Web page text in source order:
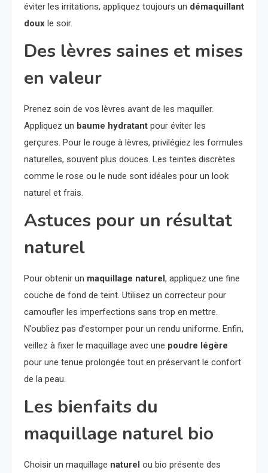
éviter les irritations, appliquez toujours un démaquillant
doux le soir.
Des lèvres saines et mises
en valeur
Prenez soin de vos lèvres avant de les maquiller.
Appliquez un baume hydratant pour éviter les
gerçures. Pour le rouge à lèvres, privilégiez les formules
naturelles, souvent plus douces. Les teintes discrètes
comme le rose ou le nude sont idéales pour un look
naturel et frais.
Astuces pour un résultat
naturel
Pour obtenir un maquillage naturel, appliquez une fine
couche de fond de teint. Utilisez un correcteur pour
camoufler les imperfections sans trop en mettre.
N’oubliez pas d’estomper pour un rendu uniforme. Enfin,
veillez à fixer le maquillage avec une poudre légère
pour une tenue prolongée tout en préservant le confort
de la peau.
Les bienfaits du
maquillage naturel bio
Choisir un maquillage naturel ou bio présente des